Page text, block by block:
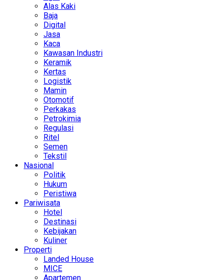
Alas Kaki
Baja
Digital
Jasa
Kaca
Kawasan Industri
Keramik
Kertas
Logistik
Mamin
Otomotif
Perkakas
Petrokimia
Regulasi
Ritel
Semen
Tekstil
Nasional
Politik
Hukum
Peristiwa
Pariwisata
Hotel
Destinasi
Kebijakan
Kuliner
Properti
Landed House
MICE
Apartemen